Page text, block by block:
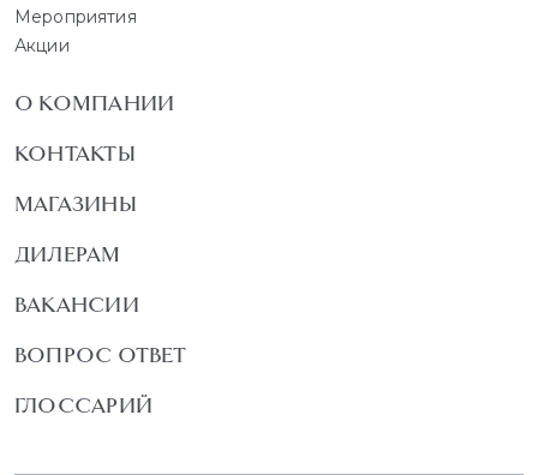
Мероприятия
Акции
О КОМПАНИИ
КОНТАКТЫ
МАГАЗИНЫ
ДИЛЕРАМ
ВАКАНСИИ
ВОПРОС ОТВЕТ
ГЛОССАРИЙ